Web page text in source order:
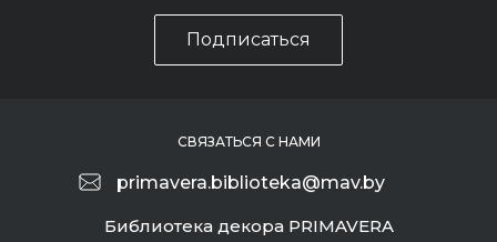
Подписаться
СВЯЗАТЬСЯ С НАМИ
primavera.biblioteka@mav.by
Библиотека декора PRIMAVERA